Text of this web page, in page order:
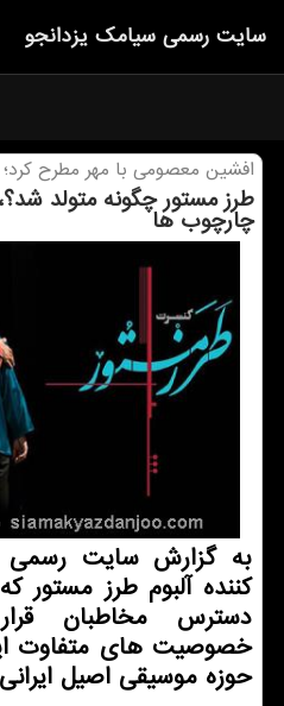
سایت رسمی سیامك یزدانجو
افشین معصومی با مهر مطرح كرد؛
طرز مستور چگونه متولد
چارچوب ها
به گزارش سایت رسمی
كننده آلبوم طرز مستور
دسترس مخاطبان
خصوصیت های متفاوت
حوزه موسیقی اصیل